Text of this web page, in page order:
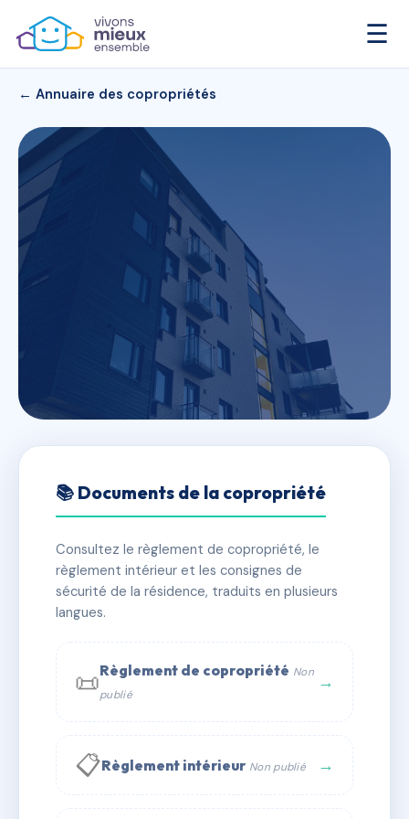
☰
← Annuaire des copropriétés
RESIDENCE FRETIGNY
✓ Immatriculée 🏠 48 lots 🏗 1 bâtiment(s)
📞 Contacter Syndic Digital
📚 Documents de la copropriété
Consultez le règlement de copropriété, le
règlement intérieur et les consignes de
sécurité de la résidence, traduits en plusieurs
langues.
📜Règlement de copropriété Non
publié
→
📋Règlement intérieur Non publié →